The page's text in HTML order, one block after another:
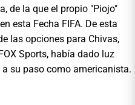
de la que el propio "Piojo"
esta Fecha FIFA. De esta
las opciones para Chivas,
Sports, había dado luz
su paso como americanista.